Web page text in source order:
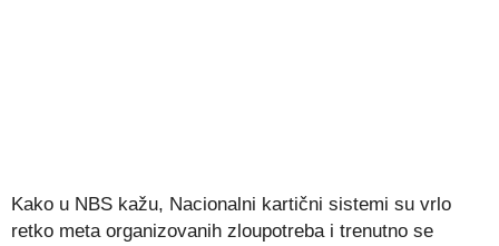
Kako u NBS kažu, Nacionalni kartični sistemi su vrlo
retko meta organizovanih zloupotreba i trenutno se